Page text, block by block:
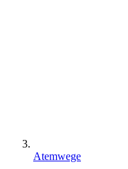
Atemwege